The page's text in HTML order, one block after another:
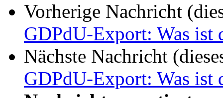
Vorherige Nachricht
GDPdU-Export: Was ist
Nächste Nachricht
GDPdU-Export: Was ist